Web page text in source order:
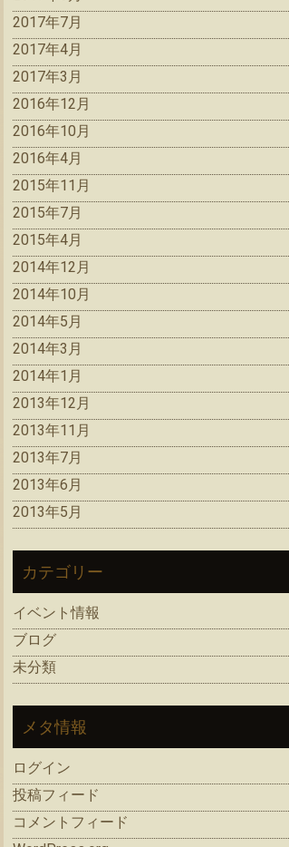
2017年7月
2017年4月
2017年3月
2016年12月
2016年10月
2016年4月
2015年11月
2015年7月
2015年4月
2014年12月
2014年10月
2014年5月
2014年3月
2014年1月
2013年12月
2013年11月
2013年7月
2013年6月
2013年5月
カテゴリー
イベント情報
ブログ
未分類
メタ情報
ログイン
投稿フィード
コメントフィード